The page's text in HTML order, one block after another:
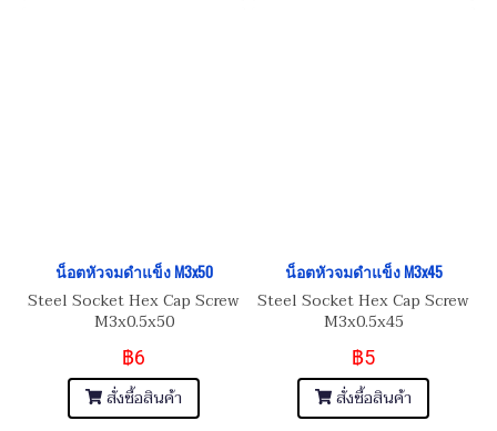
น็อตหัวจมดำแข็ง M3x50
Steel Socket Hex Cap Screw
M3x0.5x50
฿6
สั่งซื้อสินค้า
น็อตหัวจมดำแข็ง M3x45
Steel Socket Hex Cap Screw
M3x0.5x45
฿5
สั่งซื้อสินค้า